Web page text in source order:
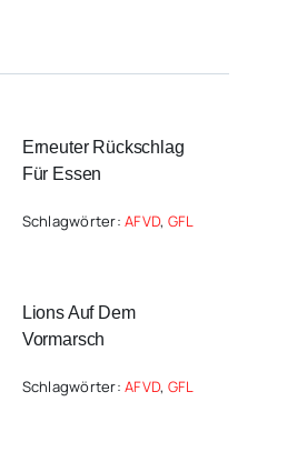
Erneuter Rückschlag
Für Essen
Schlagwörter:AFVD, GFL
Lions Auf Dem
Vormarsch
Schlagwörter:AFVD, GFL